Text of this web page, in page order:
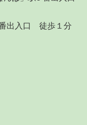
出入口 徒歩１分